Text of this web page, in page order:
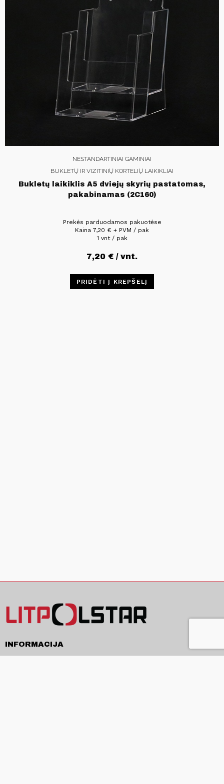
NESTANDARTINIAI GAMINIAI
BUKLETŲ IR VIZITINIŲ KORTELIŲ LAIKIKLIAI
Bukletų laikiklis A5 dviejų skyrių pastatomas,
pakabinamas (2C160)
Prekės parduodamos pakuotėse
Kaina 7,20 € + PVM / pak
1 vnt / pak
7,20 € / vnt.
PRIDĖTI Į KREPŠELĮ
INFORMACIJA